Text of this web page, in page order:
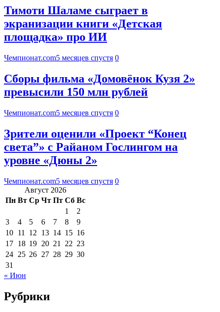
Тимоти Шаламе сыграет в
экранизации книги «Детская
площадка» про ИИ
Чемпионат.com5 месяцев спустя 0
Сборы фильма «Домовёнок Кузя 2»
превысили 150 млн рублей
Чемпионат.com5 месяцев спустя 0
Зрители оценили «Проект “Конец
света”» с Райаном Гослингом на
уровне «Дюны 2»
Чемпионат.com5 месяцев спустя 0
Август 2026
Пн Вт Ср Чт Пт Сб Вс
1
2
3
4 5 6 7 8
9
10 11 12 13 14 15 16
17 18 19 20 21 22 23
24 25 26 27 28 29 30
31
« Июн
Рубрики